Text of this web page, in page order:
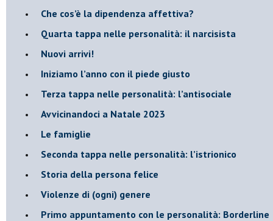
Che cos’è la dipendenza affettiva?
Quarta tappa nelle personalità: il narcisista
​Nuovi arrivi!
​Iniziamo l’anno con il piede giusto
​Terza tappa nelle personalità: l’antisociale
​Avvicinandoci a Natale 2023
Le famiglie
Seconda tappa nelle personalità: l’istrionico
​Storia della persona felice
Violenze di (ogni) genere
​Primo appuntamento con le personalità: Borderline